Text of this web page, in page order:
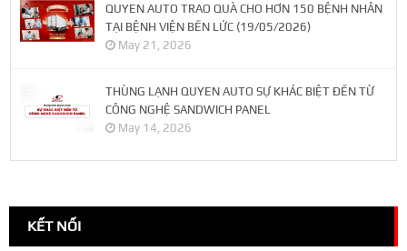
QUYEN AUTO TRAO QUÀ CHO HƠN 150 BỆNH NHÂN
TẠI BỆNH VIỆN BẾN LỨC (19/05/2026)
May 21, 2026
THÙNG LẠNH QUYEN AUTO SỰ KHÁC BIỆT ĐẾN TỪ
CÔNG NGHỆ SANDWICH PANEL
May 14, 2026
KẾT NỐI